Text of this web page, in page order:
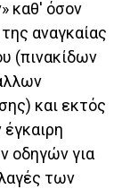
καθ' όσον
αναγκαίας
(πινακίδων
και εκτός
οδηγών για
των